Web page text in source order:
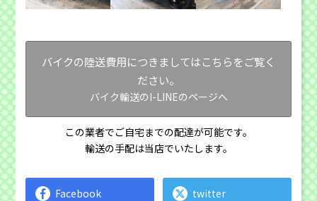
バイクの陸送費用につきましてはこちらをご覧く
ださい。
バイク輸送のI-LINEのページへ
この業者でご自宅までの配達が可能です。
輸送の手配は当店でいたします。
Facebook twitter